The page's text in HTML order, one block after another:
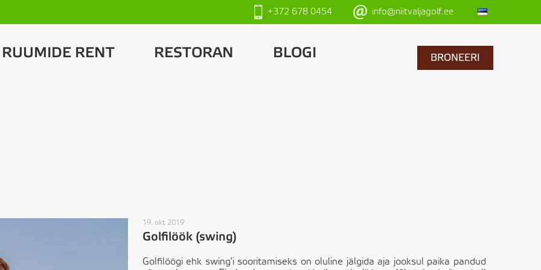
+372 678 0454 info@niitvaljagolf.ee
RUUMIDE RENT RESTORAN BLOGI BRONEERI
19. okt 2019
Golfilöök (swing)
Golfilöögi ehk swing'i sooritamiseks on oluline jälgida aja jooksul paika pandud